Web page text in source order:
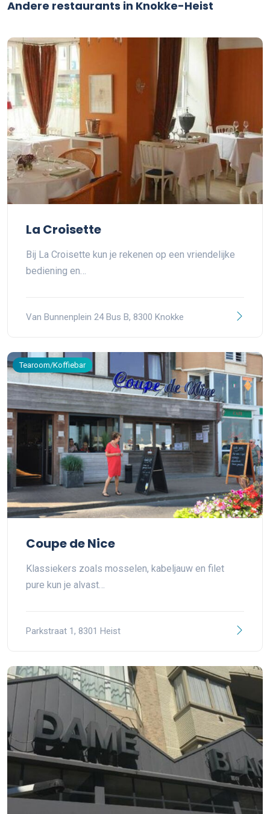
Andere restaurants in Knokke-Heist
La Croisette
Bij La Croisette kun je rekenen op een vriendelijke
bediening en…
Van Bunnenplein 24 Bus B, 8300 Knokke
Tearoom/Koffiebar
Coupe de Nice
Klassiekers zoals mosselen, kabeljauw en filet
pure kun je alvast…
Parkstraat 1, 8301 Heist